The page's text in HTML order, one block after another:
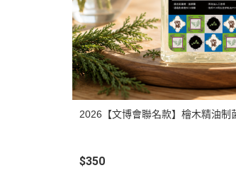
2026【文博會聯名款】檜木精油制
$350